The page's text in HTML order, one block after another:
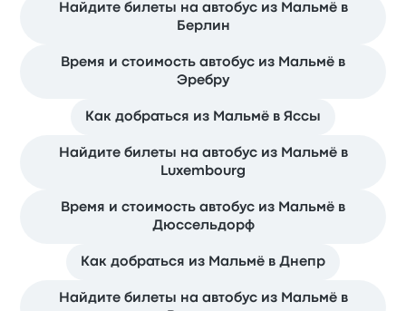
Найдите билеты на автобус из Мальмё в
Берлин
Время и стоимость автобус из Мальмё в
Эребру
Как добраться из Мальмё в Яссы
Найдите билеты на автобус из Мальмё в
Luxembourg
Время и стоимость автобус из Мальмё в
Дюссельдорф
Как добраться из Мальмё в Днепр
Найдите билеты на автобус из Мальмё в